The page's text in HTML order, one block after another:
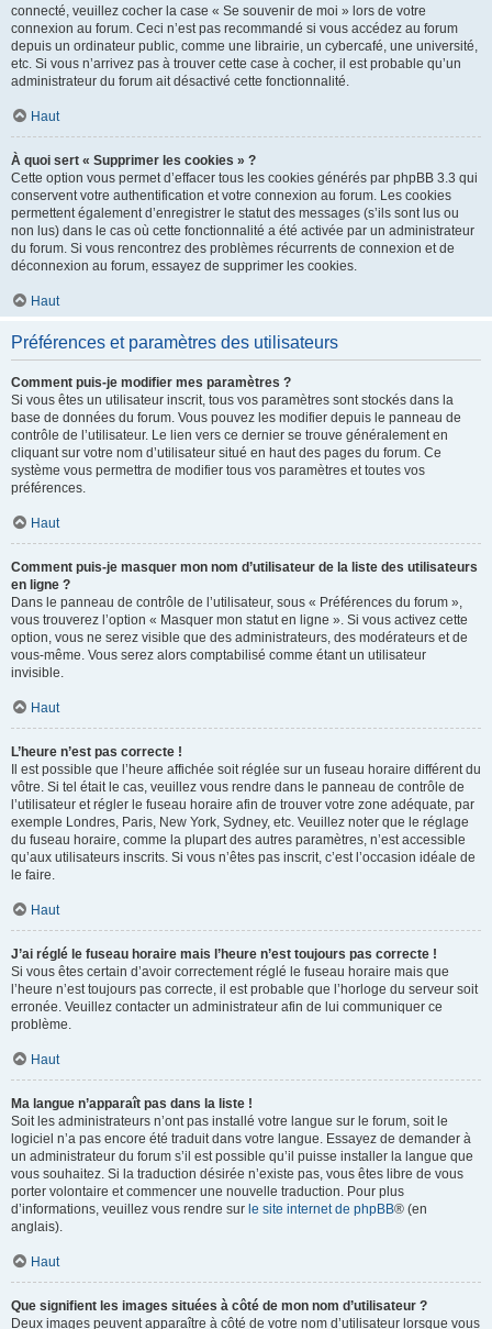
connecté, veuillez cocher la case « Se souvenir de moi » lors de votre
connexion au forum. Ceci n’est pas recommandé si vous accédez au forum
depuis un ordinateur public, comme une librairie, un cybercafé, une université,
etc. Si vous n’arrivez pas à trouver cette case à cocher, il est probable qu’un
administrateur du forum ait désactivé cette fonctionnalité.
Haut
À quoi sert « Supprimer les cookies » ?
Cette option vous permet d’effacer tous les cookies générés par phpBB 3.3 qui
conservent votre authentification et votre connexion au forum. Les cookies
permettent également d’enregistrer le statut des messages (s’ils sont lus ou
non lus) dans le cas où cette fonctionnalité a été activée par un administrateur
du forum. Si vous rencontrez des problèmes récurrents de connexion et de
déconnexion au forum, essayez de supprimer les cookies.
Haut
Préférences et paramètres des utilisateurs
Comment puis-je modifier mes paramètres ?
Si vous êtes un utilisateur inscrit, tous vos paramètres sont stockés dans la
base de données du forum. Vous pouvez les modifier depuis le panneau de
contrôle de l’utilisateur. Le lien vers ce dernier se trouve généralement en
cliquant sur votre nom d’utilisateur situé en haut des pages du forum. Ce
système vous permettra de modifier tous vos paramètres et toutes vos
préférences.
Haut
Comment puis-je masquer mon nom d’utilisateur de la liste des utilisateurs
en ligne ?
Dans le panneau de contrôle de l’utilisateur, sous « Préférences du forum »,
vous trouverez l’option « Masquer mon statut en ligne ». Si vous activez cette
option, vous ne serez visible que des administrateurs, des modérateurs et de
vous-même. Vous serez alors comptabilisé comme étant un utilisateur
invisible.
Haut
L’heure n’est pas correcte !
Il est possible que l’heure affichée soit réglée sur un fuseau horaire différent du
vôtre. Si tel était le cas, veuillez vous rendre dans le panneau de contrôle de
l’utilisateur et régler le fuseau horaire afin de trouver votre zone adéquate, par
exemple Londres, Paris, New York, Sydney, etc. Veuillez noter que le réglage
du fuseau horaire, comme la plupart des autres paramètres, n’est accessible
qu’aux utilisateurs inscrits. Si vous n’êtes pas inscrit, c’est l’occasion idéale de
le faire.
Haut
J’ai réglé le fuseau horaire mais l’heure n’est toujours pas correcte !
Si vous êtes certain d’avoir correctement réglé le fuseau horaire mais que
l’heure n’est toujours pas correcte, il est probable que l’horloge du serveur soit
erronée. Veuillez contacter un administrateur afin de lui communiquer ce
problème.
Haut
Ma langue n’apparaît pas dans la liste !
Soit les administrateurs n’ont pas installé votre langue sur le forum, soit le
logiciel n’a pas encore été traduit dans votre langue. Essayez de demander à
un administrateur du forum s’il est possible qu’il puisse installer la langue que
vous souhaitez. Si la traduction désirée n’existe pas, vous êtes libre de vous
porter volontaire et commencer une nouvelle traduction. Pour plus
d’informations, veuillez vous rendre sur le site internet de phpBB® (en
anglais).
Haut
Que signifient les images situées à côté de mon nom d’utilisateur ?
Deux images peuvent apparaître à côté de votre nom d’utilisateur lorsque vous